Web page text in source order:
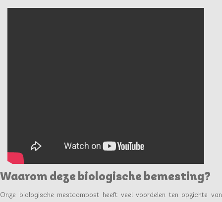
Waarom deze biologische bemesting?
Onze biologische mestcompost heeft veel voordelen ten opzichte van